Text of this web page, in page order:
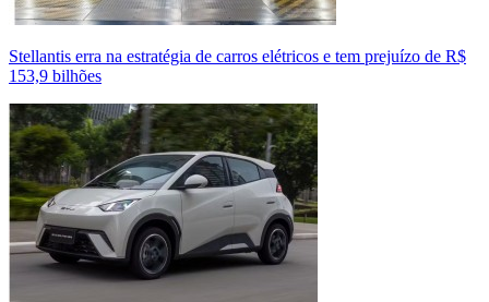
Stellantis erra na estratégia de carros elétricos e tem prejuízo de R$
153,9 bilhões